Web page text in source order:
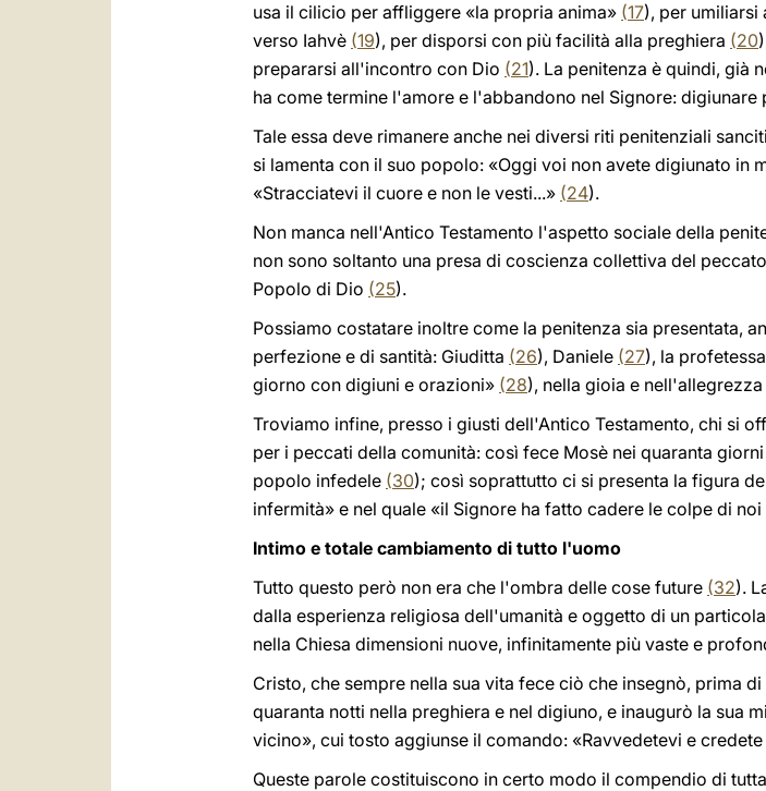
usa il cilicio per affliggere «la propria anima» (17), per
verso Iahvè (19), per disporsi con più facilità alla preghiera (20
prepararsi all'incontro con Dio (21). La penitenza è quindi, già
ha come termine l'amore e l'abbandono nel Signore: digiunare
Tale essa deve rimanere anche nei diversi riti penitenziali
si lamenta con il suo popolo: «Oggi voi non avete digiunato in
«Stracciatevi il cuore e non le vesti...» (24).
Non manca nell'Antico Testamento l'aspetto sociale della
non sono soltanto una presa di coscienza collettiva del
Popolo di Dio (25).
Possiamo costatare inoltre come la penitenza sia presentata,
perfezione e di santità: Giuditta (26), Daniele (27), la
giorno con digiuni e orazioni» (28), nella gioia e nell'allegrezza
Troviamo infine, presso i giusti dell'Antico Testamento, chi si
per i peccati della comunità: così fece Mosè nei quaranta
popolo infedele (30); così soprattutto ci si presenta la figura
infermità» e nel quale «il Signore ha fatto cadere le colpe di
Intimo e totale cambiamento di tutto l'uomo
Tutto questo però non era che l'ombra delle cose future (32).
dalla esperienza religiosa dell'umanità e oggetto di un
nella Chiesa dimensioni nuove, infinitamente più vaste e
Cristo, che sempre nella sua vita fece ciò che insegnò, prima
quaranta notti nella preghiera e nel digiuno, e inaugurò la sua
vicino», cui tosto aggiunse il comando: «Ravvedetevi e
Queste parole costituiscono in certo modo il compendio di